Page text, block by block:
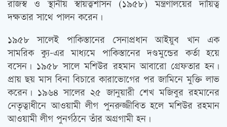
রাজস্ব ও স্থানীয় স্বায়ত্ত্বশাসন (১৯৫৮) মন্ত্রণালয়ের দায়িত্ব
দক্ষতার সাথে পালন করেন।
১৯৫৮ সালেই পাকিস্তানের সেনাপ্রধান আইয়ুব খান এক
সামরিক ক্যু-এর মাধ্যমে পাকিস্তানের দণ্ডমুন্ডের কর্তা হয়ে
বসেন। ১৯৫৮ সালে মশিউর রহমান আবারো গ্রেফতার হন।
প্রায় ছয় মাস বিনা বিচারে কারাভোগের পর জামিনে মুক্তি লাভ
করেন। ১৯৬৪ সালের ২৫ জানুয়ারী শেখ মজিবুর রহমানের
নেতৃত্বাধীনে আওয়ামী লীগ পুনরুজ্জীবিত হলে মশিউর রহমান
আওয়ামী লীগ পুনর্গঠনে তাঁর অগ্রগামী হন।